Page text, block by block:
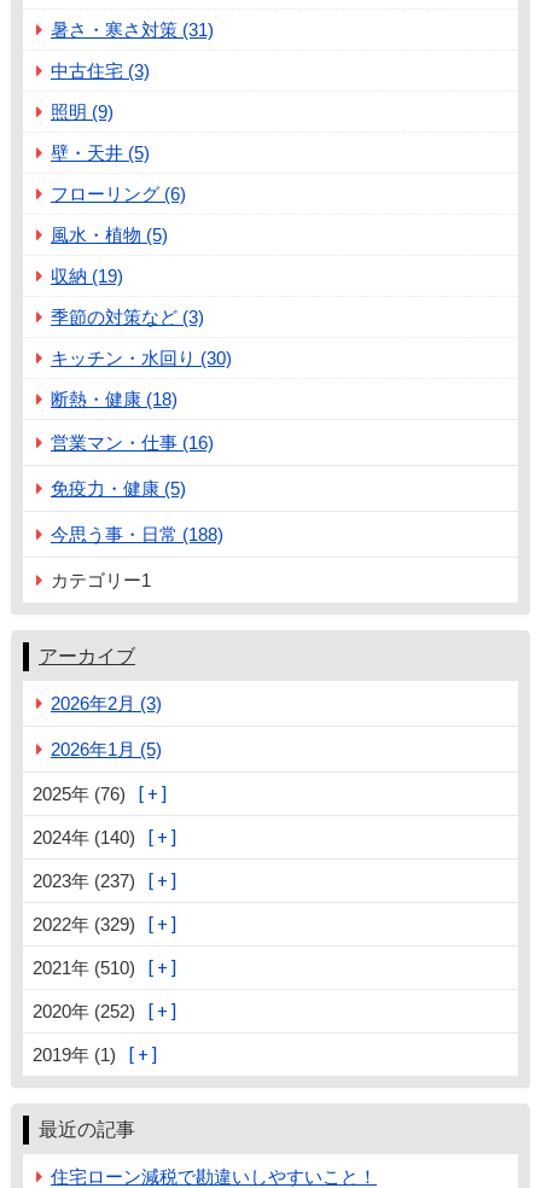
暑さ・寒さ対策 (31)
中古住宅 (3)
照明 (9)
壁・天井 (5)
フローリング (6)
風水・植物 (5)
収納 (19)
季節の対策など (3)
キッチン・水回り (30)
断熱・健康 (18)
営業マン・仕事 (16)
免疫力・健康 (5)
今思う事・日常 (188)
カテゴリー1
アーカイブ
2026年2月 (3)
2026年1月 (5)
2025年 (76)
2024年 (140)
2023年 (237)
2022年 (329)
2021年 (510)
2020年 (252)
2019年 (1)
最近の記事
住宅ローン減税で勘違いしやすいこと！